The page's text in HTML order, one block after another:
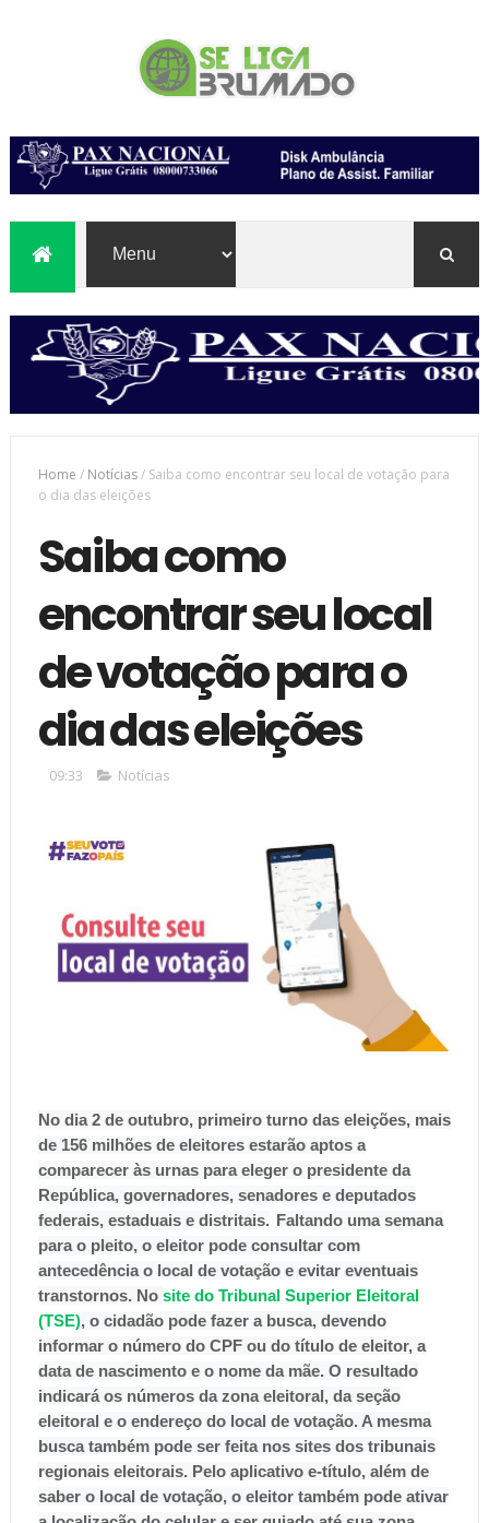
Home / Notícias/ Saiba como encontrar seu local de votação para
o dia das eleições
Saiba como
encontrar seu local
de votação para o
dia das eleições
09:33 Notícias
No dia 2 de outubro, primeiro turno das eleições, mais
de 156 milhões de eleitores estarão aptos a
comparecer às urnas para eleger o presidente da
República, governadores, senadores e deputados
federais, estaduais e distritais. Faltando uma semana
para o pleito, o eleitor pode consultar com
antecedência o local de votação e evitar eventuais
transtornos. No site do Tribunal Superior Eleitoral
(TSE), o cidadão pode fazer a busca, devendo
informar o número do CPF ou do título de eleitor, a
data de nascimento e o nome da mãe. O resultado
indicará os números da zona eleitoral, da seção
eleitoral e o endereço do local de votação. A mesma
busca também pode ser feita nos sites dos tribunais
regionais eleitorais. Pelo aplicativo e-título, além de
saber o local de votação, o eleitor também pode ativar